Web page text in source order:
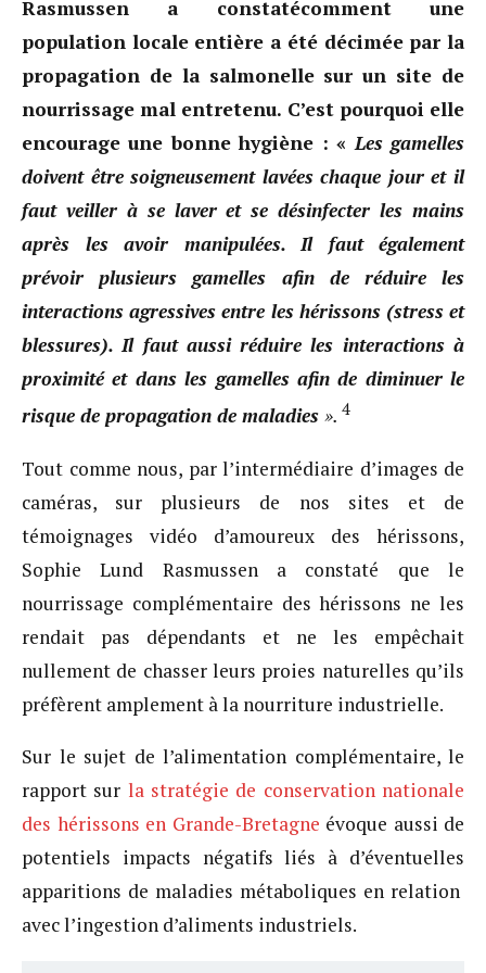
Rasmussen a constatécomment une
population locale entière a été décimée par la
propagation de la salmonelle sur un site de
nourrissage mal entretenu. C’est pourquoi elle
encourage une bonne hygiène : «Les gamelles
doivent être soigneusement lavées chaque jour et il
faut veiller à se laver et se désinfecter les mains
après les avoir manipulées. Il faut également
prévoir plusieurs gamelles afin de réduire les
interactions agressives entre les hérissons (stress et
blessures). Il faut aussi réduire les interactions à
proximité et dans les gamelles afin de diminuer le
risque de propagation de maladies ». 4
Tout comme nous, par l’intermédiaire d’images de
caméras, sur plusieurs de nos sites et de
témoignages vidéo d’amoureux des hérissons,
Sophie Lund Rasmussen a constaté que le
nourrissage complémentaire des hérissons ne les
rendait pas dépendants et ne les empêchait
nullement de chasser leurs proies naturelles qu’ils
préfèrent amplement à la nourriture industrielle.
Sur le sujet de l’alimentation complémentaire, le
rapport sur la stratégie de conservation nationale
des hérissons en Grande-Bretagne évoque aussi de
potentiels impacts négatifs liés à d’éventuelles
apparitions de maladies métaboliques en relation
avec l’ingestion d’aliments industriels.